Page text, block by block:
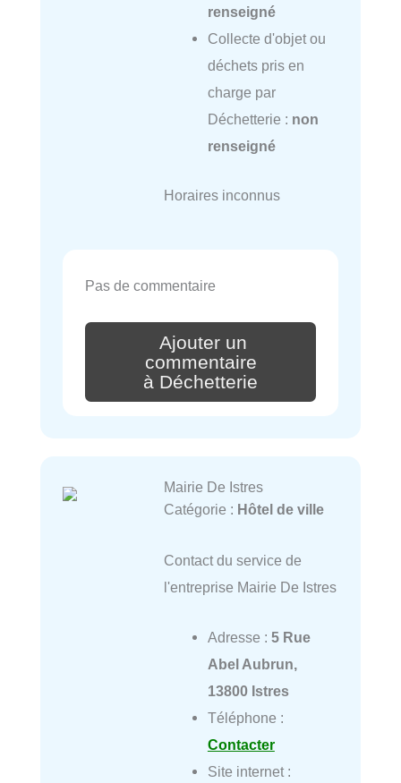
renseigné
Collecte d'objet ou
déchets pris en
charge par
Déchetterie : non
renseigné
Horaires inconnus
Pas de commentaire
Ajouter un
commentaire
à Déchetterie
Mairie De Istres
Catégorie : Hôtel de ville
Contact du service de
l'entreprise Mairie De Istres
Adresse : 5 Rue
Abel Aubrun,
13800 Istres
Téléphone :
Contacter
Site internet :